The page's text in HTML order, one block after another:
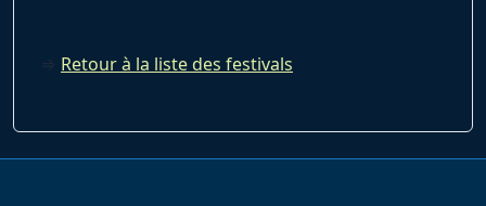
⇒ Retour à la liste des festivals